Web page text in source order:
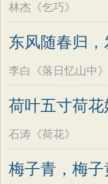
林杰《乞巧》
东风随春归，
李白《落日忆山中》
荷叶五寸荷花
石涛《荷花》
梅子青，梅子